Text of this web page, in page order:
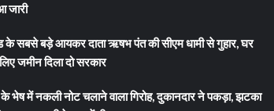
के सबसे बड़े आयकर दाता ऋषभ पंत की सीएम धामी से गुहार, घर
जमीन दिला दो सरकार
के भेष में नकली नोट चलाने वाला गिरोह, दुकानदार ने पकड़ा, झटका